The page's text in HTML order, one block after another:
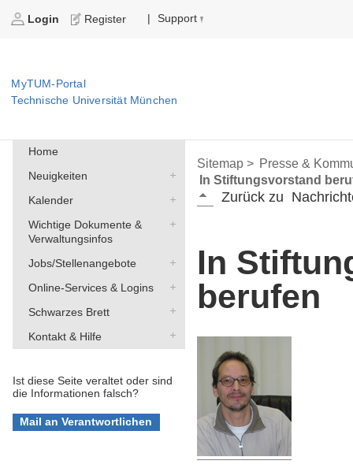
Login Register | Support
MyTUM-Portal
Technische Universität München
Home
Neuigkeiten
Kalender
Wichtige Dokumente &
Verwaltungsinfos
Jobs/Stellenangebote
Online-Services & Logins
Schwarzes Brett
Kontakt & Hilfe
Ist diese Seite veraltet oder sind
die Informationen falsch?
Sitemap > Presse &
In Stiftungsvorstand
Zurück zu
In
berufen